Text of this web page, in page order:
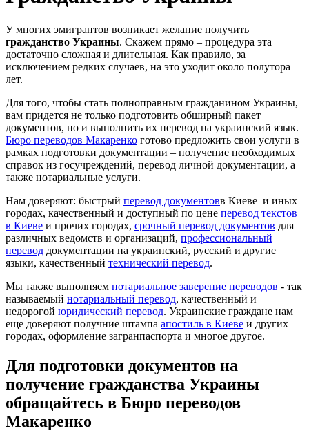
У многих эмигрантов возникает желание получить
гражданство Украины. Скажем прямо – процедура эта
достаточно сложная и длительная. Как правило, за
исключением редких случаев, на это уходит около полутора
лет.
Для того, чтобы стать полноправным гражданином Украины,
вам придется не только подготовить обширный пакет
документов, но и выполнить их перевод на украинский язык.
Бюро переводов Макаренко готово предложить свои услуги в
рамках подготовки документации – получение необходимых
справок из госучреждений, перевод личной документации, а
также нотариальные услуги.
Нам доверяют: быстрый перевод документовв Киеве и иных
городах, качественный и доступный по цене перевод текстов
в Киеве и прочих городах, срочный перевод документов для
различных ведомств и организаций, профессиональный
перевод документации на украинский, русский и другие
языки, качественный технический перевод.
Мы также выполняем нотариальное заверение переводов - так
называемый нотариальный перевод, качественный и
недорогой юридический перевод. Украинские граждане нам
еще доверяют получние штампа апостиль в Киеве и других
городах, оформление загранпаспорта и многое другое.
Для подготовки документов на
получение гражданства Украины
обращайтесь в Бюро переводов
Макаренко